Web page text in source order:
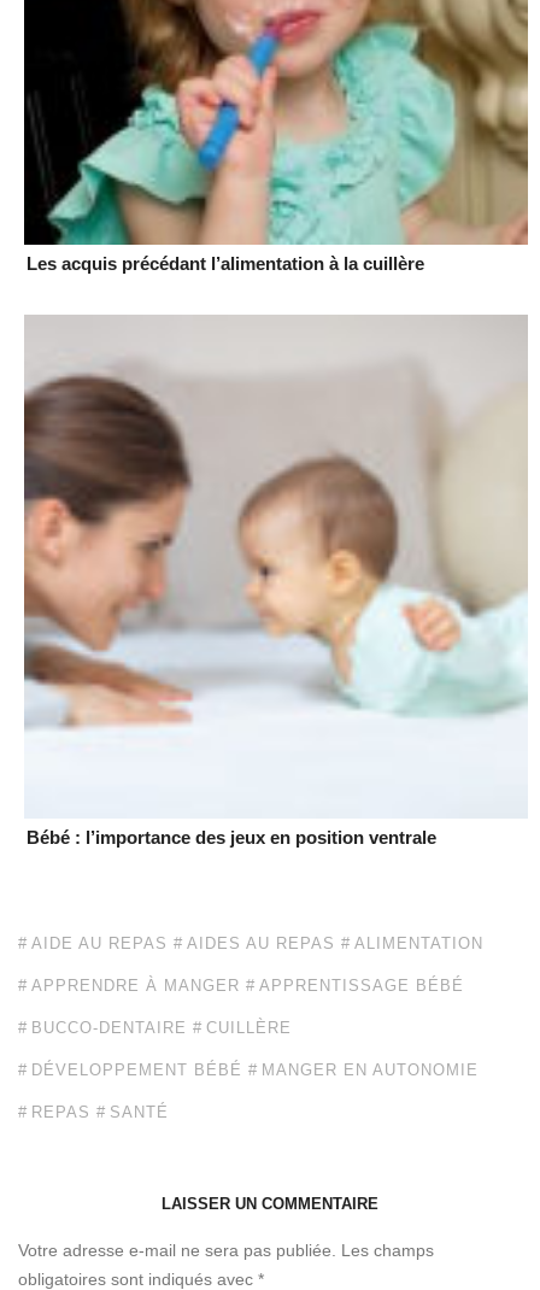
Les acquis précédant l’alimentation à la cuillère
Bébé : l’importance des jeux en position ventrale
AIDE AU REPAS AIDES AU REPAS ALIMENTATION
APPRENDRE À MANGER APPRENTISSAGE BÉBÉ
BUCCO-DENTAIRE CUILLÈRE
DÉVELOPPEMENT BÉBÉ MANGER EN AUTONOMIE
REPAS SANTÉ
LAISSER UN COMMENTAIRE
Votre adresse e-mail ne sera pas publiée.
Les champs
obligatoires sont indiqués avec *